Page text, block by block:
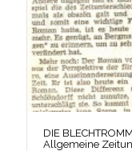
DIE
Allgemeine